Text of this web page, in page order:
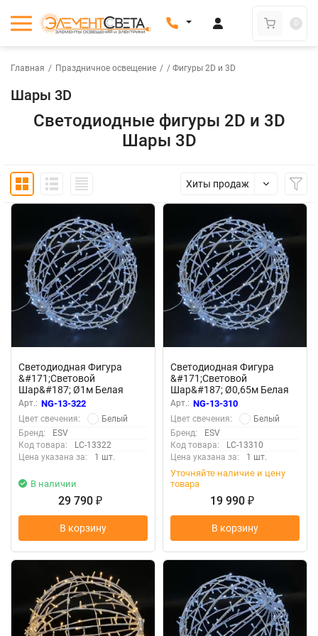
0
Главная / Праздничное освещение / / Фигуры 2D и 3D
Шары 3D
Светодиодные фигуры 2D и 3D
Шары 3D
Хиты продаж
Светодиодная Фигура
&#171;Световой
Шар&#187; Ø1м Белая
220В, IP65
Арт.: NG-13-322
Цвет свечения:
Белый
Бренд:
ESV
Код товара:
LC-13322
Цена указана за:
1 шт.
В наличии
29 790 ₽
В корзину
Светодиодная Фигура
&#171;Световой
Шар&#187; Ø0,65м Белая
220В, IP65
Арт.: NG-13-310
Цвет свечения:
Белый
Бренд:
ESV
Код товара:
LC-13310
Цена указана за:
1 шт.
Уточняйте наличие и цену
товара
19 990 ₽
В корзину